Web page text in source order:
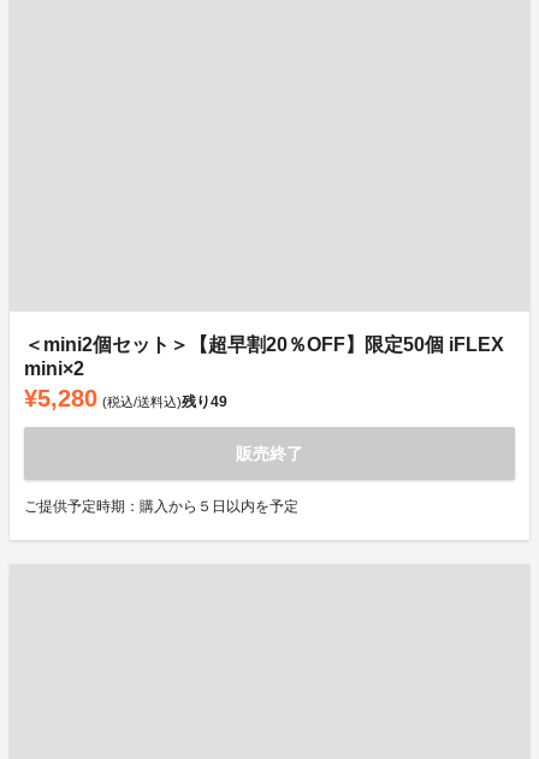
＜mini2個セット＞【超早割20％OFF】限定50個 iFLEX
mini×2
¥5,280 (税込/送料込)残り49
販売終了
ご提供予定時期：購入から５日以内を予定